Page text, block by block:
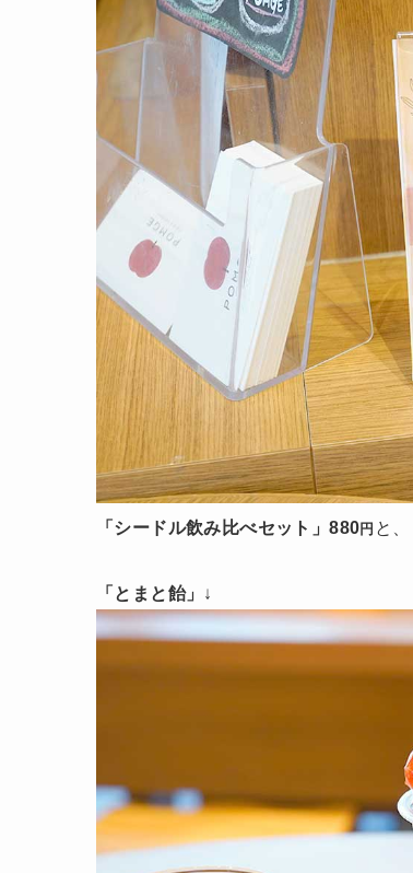
「シードル飲み比べセット」880円 と、
「とまと飴」 ↓